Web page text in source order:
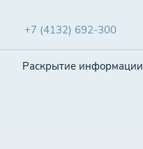
+7 (4132) 692-300
Раскрытие информации